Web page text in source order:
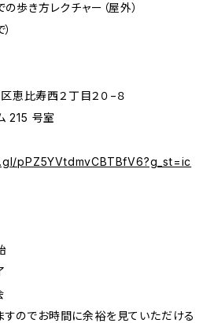
歩き方レクチャー（屋外）
恵比寿西２丁目２０−８
215 号室
pPZ5YVtdmvCBTBfV6?g_st=ic
すのでお時間に余裕を見ていただける